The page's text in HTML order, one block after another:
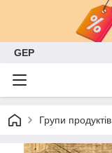
GEP
Групи продуктів